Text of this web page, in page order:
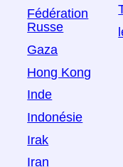
Fédération
Russe
Gaza
Hong Kong
Inde
Indonésie
Irak
Iran